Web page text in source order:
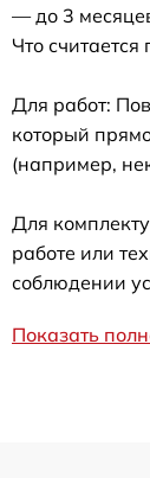
— до 3
Что
Для работ:
который
(например,
Для
работе или
соблюдении
Показать